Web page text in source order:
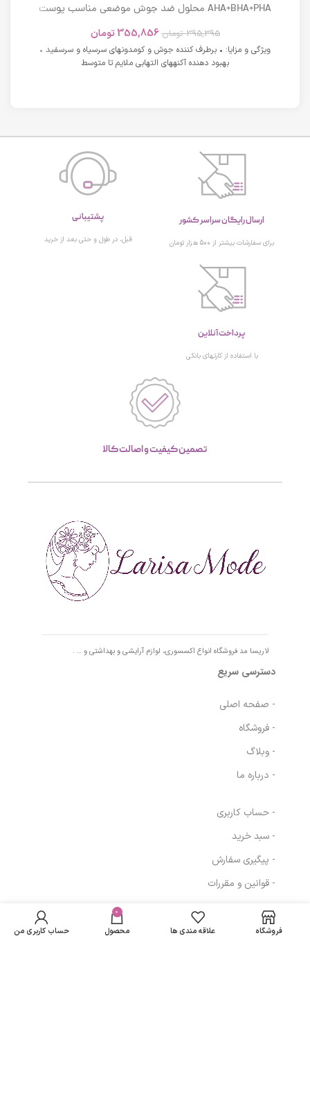
AHA+BHA+PHA محلول ضد جوش موضعی مناسب پوست
395,395 تومان 355,856 تومان
ویژگی و مزایا: • برطرف کننده جوش و کومدونهای سرسیاه و سرسفید •
بهبود دهنده آکنههای التهابی ملایم تا متوسط
ارسال رایگان سراسر کشور
برای سفارشات بیشتر از 500 هزار تومان
پشتیبانی
قبل، در طول و حتی بعد از خرید
پرداخت آنلاین
با استفاده از کارتهای بانکی
تصمین کیفیت و اصالت کالا
لاریسا مد فروشگاه انواع اکسسوری، لوازم آرایشی و بهداشتی و … .
دسترسی سریع
- صفحه اصلی
- فروشگاه
- وبلاگ
- درباره ما
- حساب کاربری
- سبد خرید
- پیگیری سفارش
- قوانین و مقررات
مسیرهای ارتباطی
کرم مرطوب کننده
Sense با رایحه
انگور و بنفشه وزن
تومان
باشد فروشگاه علاقه مندی ها
0
محصول حساب کاربری من